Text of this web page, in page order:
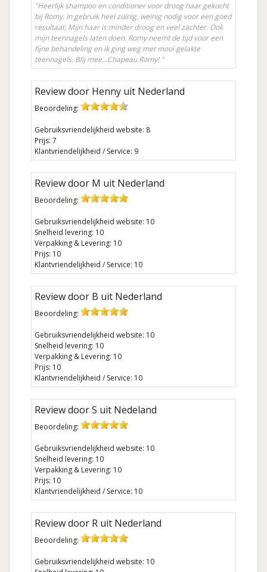
"Heerlijk shampoo en conditioner voor droog haar gekocht
bij Romy. In gebruik heel zuinig, weinig nodig voor een goed
resultaat. Mijn haar is minder droog en veel zachter. Ook
mijn teennagels laten doen. Romy neemt de tijd voor een
fijne behandeling en ik ging weg met mooi gelakte
teennagels. Blij mee...Chapeau Romy! "
Review door Henny uit Nederland
Beoordeling:
Gebruiksvriendelijkheid website: 8
Prijs: 7
Klantvriendelijkheid / Service: 9
Review door M uit Nederland
Beoordeling:
Gebruiksvriendelijkheid website: 10
Snelheid levering: 10
Verpakking & Levering: 10
Prijs: 10
Klantvriendelijkheid / Service: 10
Review door B uit Nederland
Beoordeling:
Gebruiksvriendelijkheid website: 10
Snelheid levering: 10
Verpakking & Levering: 10
Prijs: 10
Klantvriendelijkheid / Service: 10
Review door S uit Nedeland
Beoordeling:
Gebruiksvriendelijkheid website: 10
Snelheid levering: 10
Verpakking & Levering: 10
Prijs: 10
Klantvriendelijkheid / Service: 10
Review door R uit Nederland
Beoordeling:
Gebruiksvriendelijkheid website: 10